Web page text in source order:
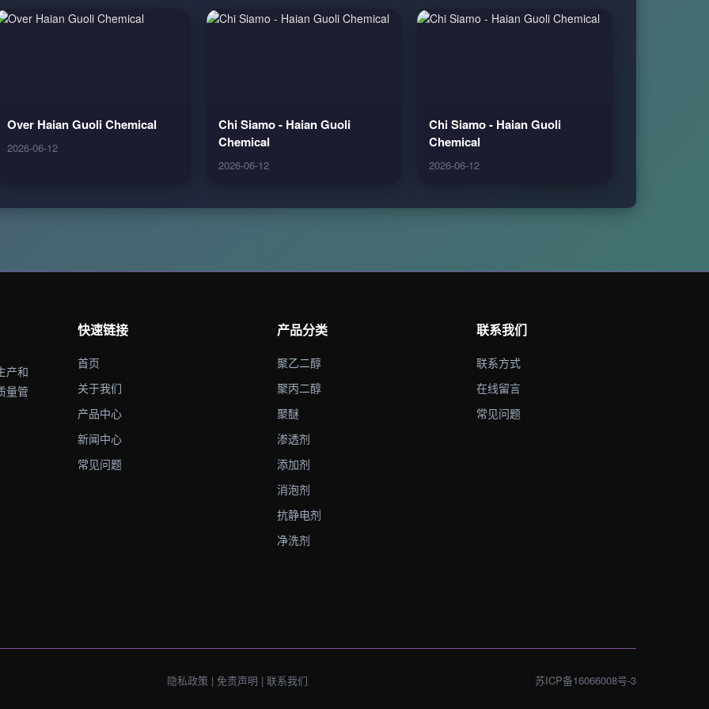
Over Haian Guoli Chemical
2026-06-12
Chi Siamo - Haian Guoli
Chemical
2026-06-12
Chi Siamo - Haian Guoli
Chemical
2026-06-12
产和
量管
快速链接
首页
关于我们
产品中心
新闻中心
常见问题
产品分类
聚乙二醇
聚丙二醇
聚醚
渗透剂
添加剂
消泡剂
抗静电剂
净洗剂
联系我们
联系方式
在线留言
常见问题
隐私政策 | 免责声明 | 联系我们 苏ICP备16066008号-3